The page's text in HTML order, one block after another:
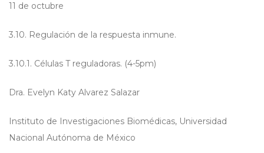
11 de octubre
3.10. Regulación de la respuesta inmune.
3.10.1. Células T reguladoras. (4-5pm)
Dra. Evelyn Katy Alvarez Salazar
Instituto de Investigaciones Biomédicas, Universidad
Nacional Autónoma de México